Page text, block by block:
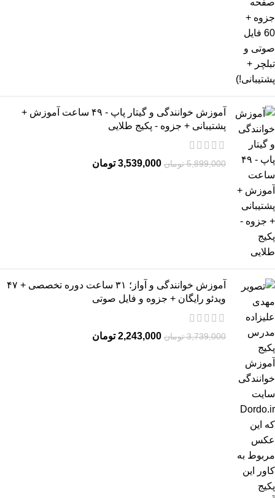
آموزش خوانندگی و گیتار پاپ - ۴۹ ساعت آموزش +
پشتیبانی + جزوه - پکیج طلایی
5,899,000 تومان 3,539,000 تومان
آموزش خوانندگی و آواز؛ ۳۱ ساعت دوره تخصصی + ۴۷
ویدئو رایگان + جزوه و فایل صوتی
3,739,000 تومان 2,243,000 تومان